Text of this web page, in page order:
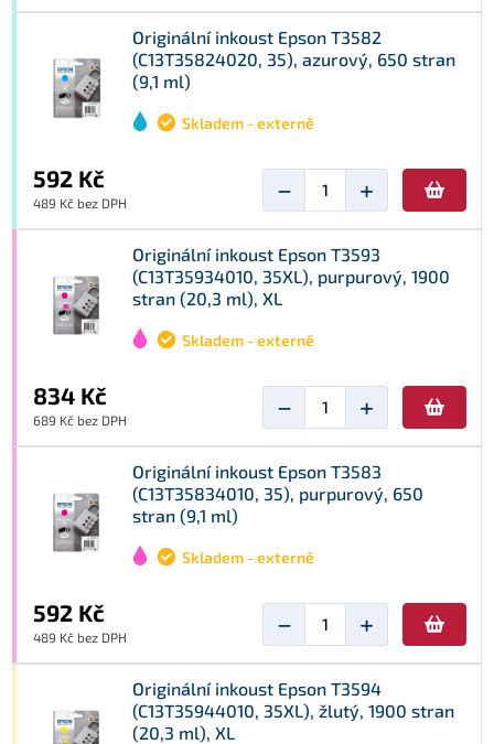
Originální inkoust Epson T3582
(C13T35824020, 35), azurový, 650 stran
(9,1 ml)
Skladem - externě
592 Kč
489 Kč bez DPH − +
Originální inkoust Epson T3593
(C13T35934010, 35XL), purpurový, 1900
stran (20,3 ml), XL
Skladem - externě
834 Kč
689 Kč bez DPH − +
Originální inkoust Epson T3583
(C13T35834010, 35), purpurový, 650
stran (9,1 ml)
Skladem - externě
592 Kč
489 Kč bez DPH − +
Originální inkoust Epson T3594
(C13T35944010, 35XL), žlutý, 1900 stran
(20,3 ml), XL